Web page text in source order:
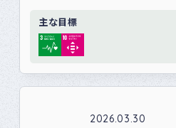
主な目標
2026.03.30